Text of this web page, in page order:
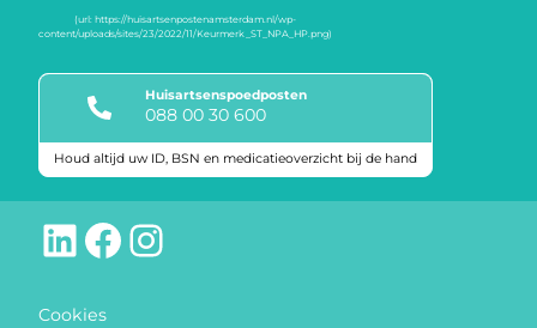
Huisartsenspoedposten
088 00 30 600
Houd altijd uw ID, BSN en medicatieoverzicht bij de hand
LinkedIn
Facebook
Instagram
Cookies